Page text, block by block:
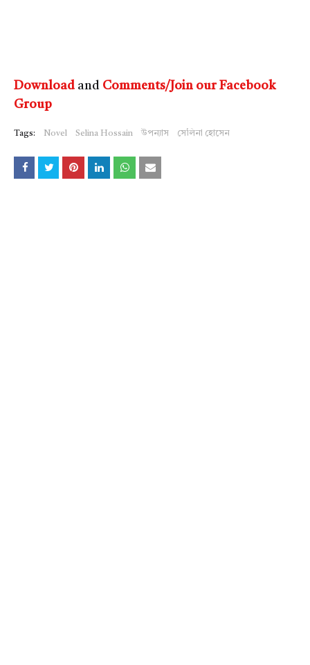
Download and Comments/Join our Facebook
Group
Tags: Novel Selina Hossain উপন্যাস সেলিনা হোসেন